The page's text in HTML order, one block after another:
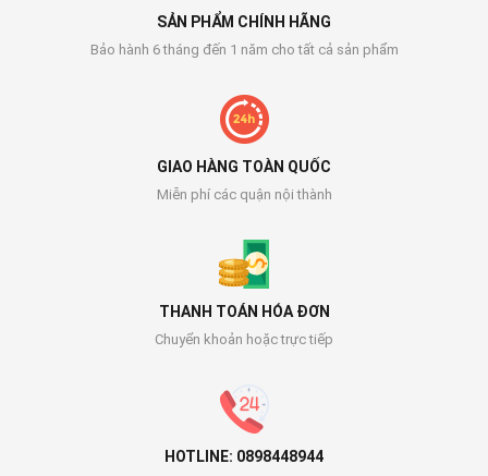
SẢN PHẨM CHÍNH HÃNG
Bảo hành 6 tháng đến 1 năm cho tất cả sản phẩm
GIAO HÀNG TOÀN QUỐC
Miễn phí các quận nội thành
THANH TOÁN HÓA ĐƠN
Chuyển khoản hoặc trực tiếp
HOTLINE: 0898448944